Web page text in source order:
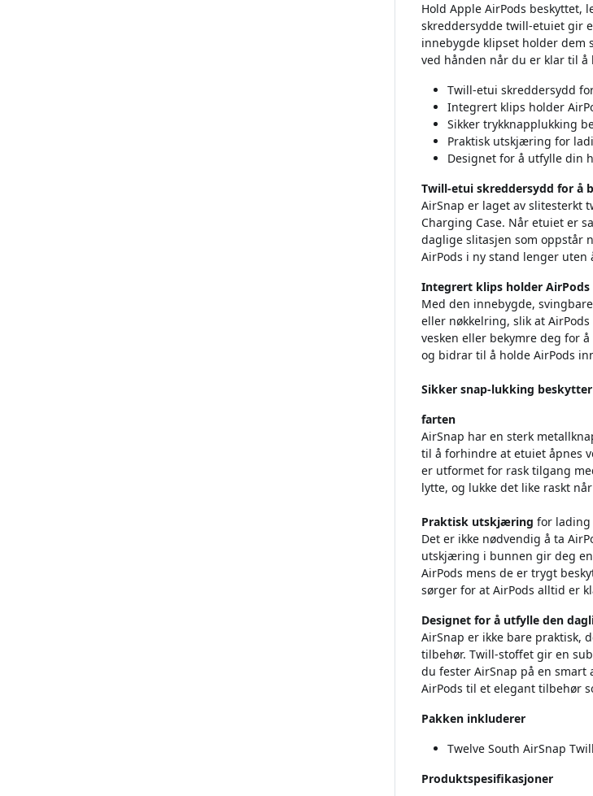
Hold Apple AirPods beskyttet,
skreddersydde twill-etuiet gir
innebygde klipset holder dem
ved hånden når du er klar til å
Twill-etui skreddersydd
Integrert klips holder
Sikker trykknapplukking
Praktisk utskjæring for
Designet for å utfylle din
Twill-etui skreddersydd for å
AirSnap er laget av slitesterkt
Charging Case. Når etuiet er
daglige slitasjen som oppstår
AirPods i ny stand lenger
Integrert klips holder
Med den innebygde,
eller nøkkelring, slik at
vesken eller bekymre deg for
og bidrar til å holde AirPods
Sikker snap-lukking
farten
AirSnap har en sterk
til å forhindre at etuiet åpnes
er utformet for rask tilgang
lytte, og lukke det like raskt
Praktisk utskjæring for lading
Det er ikke nødvendig å ta
utskjæring i bunnen gir deg
AirPods mens de er trygt
sørger for at AirPods alltid er
Designet for å utfylle den
AirSnap er ikke bare praktisk,
tilbehør. Twill-stoffet gir en
du fester AirSnap på en smart
AirPods til et elegant tilbehør
Pakken inkluderer
Twelve South AirSnap
Produktspesifikasjoner